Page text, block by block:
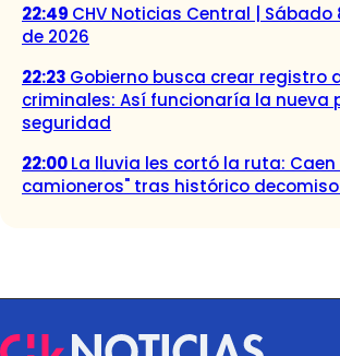
22:49 CHV Noticias Central |
de 2026
22:23 Gobierno busca crear registro
criminales: Así funcionaría la nueva
seguridad
22:00La lluvia les cortó la ruta:
camioneros" tras histórico